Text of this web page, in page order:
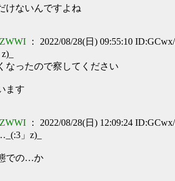
けないんですよね
： 2022/08/28(日) 09:55:10
なったので察してください
ます
： 2022/08/28(日) 12:09:24
」z)_
での…か